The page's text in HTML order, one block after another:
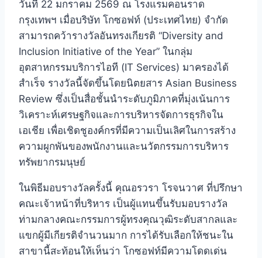
วันที่ 22 มกราคม 2569 ณ โรงแรมคอนราด
กรุงเทพฯ เมื่อบริษัท โกซอฟท์ (ประเทศไทย) จำกัด
สามารถคว้ารางวัลอันทรงเกียรติ “Diversity and
Inclusion Initiative of the Year” ในกลุ่ม
อุตสาหกรรมบริการไอที (IT Services) มาครองได้
สำเร็จ รางวัลนี้จัดขึ้นโดยนิตยสาร Asian Business
Review ซึ่งเป็นสื่อชั้นนำระดับภูมิภาคที่มุ่งเน้นการ
วิเคราะห์เศรษฐกิจและการบริหารจัดการธุรกิจใน
เอเชีย เพื่อเชิดชูองค์กรที่มีความเป็นเลิศในการสร้าง
ความผูกพันของพนักงานและนวัตกรรมการบริหาร
ทรัพยากรมนุษย์
ในพิธีมอบรางวัลครั้งนี้ คุณอรวรา โรจนวาศ ที่ปรึกษา
คณะเจ้าหน้าที่บริหาร เป็นผู้แทนขึ้นรับมอบรางวัล
ท่ามกลางคณะกรรมการผู้ทรงคุณวุฒิระดับสากลและ
แขกผู้มีเกียรติจำนวนมาก การได้รับเลือกให้ชนะใน
สาขานี้สะท้อนให้เห็นว่า โกซอฟท์มีความโดดเด่น